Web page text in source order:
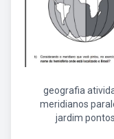
geografia
meridianos
jardim pontos